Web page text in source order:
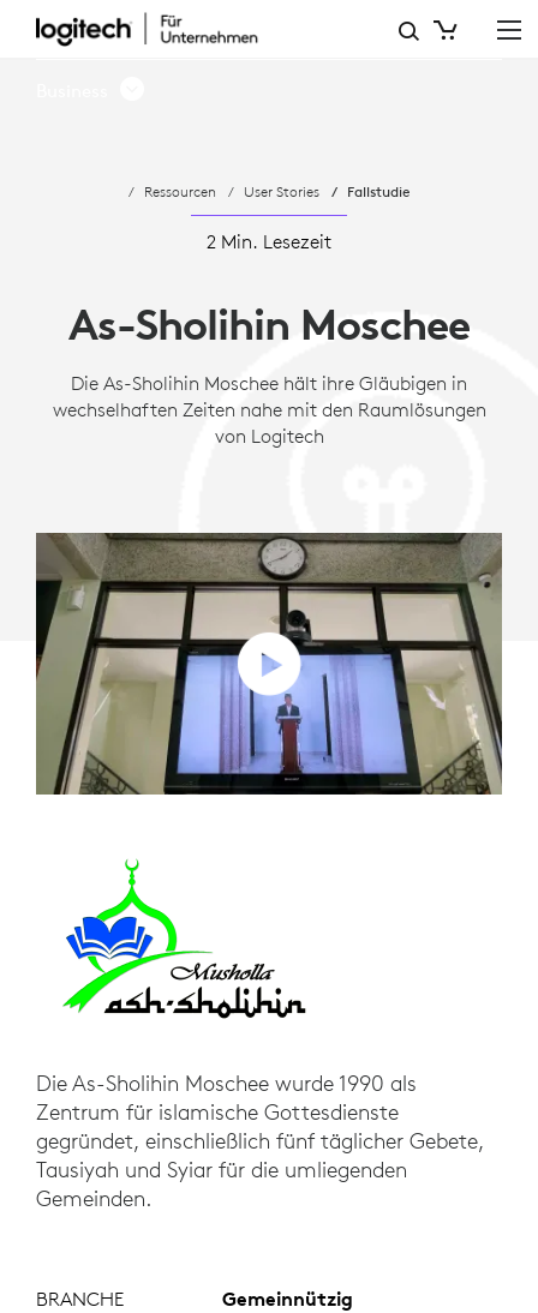
DIE
GLÄUBIGEN
WECHSELHAFTEN
ZEITEN
DEN
RAUMLÖSUNGEN
VON
LOGITECH
Ressourcen User Stories Fallstudie
2 Min. Lesezeit
As-Sholihin Moschee
Die As-Sholihin Moschee hält ihre Gläubigen in
wechselhaften Zeiten nahe mit den Raumlösungen
von Logitech
Die As-Sholihin Moschee wurde 1990 als
Zentrum für islamische Gottesdienste
gegründet, einschließlich fünf täglicher Gebete,
Tausiyah und Syiar für die umliegenden
Gemeinden.
BRANCHE Gemeinnützig